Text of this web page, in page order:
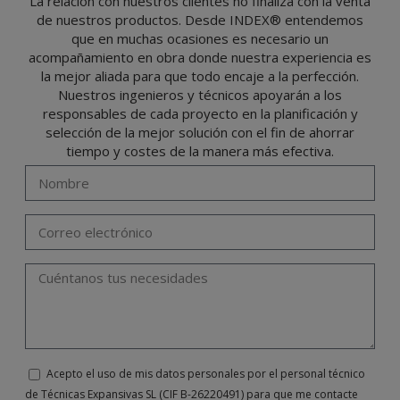
El usuario podrá ejercer en cualquier momento sus derechos para acceder, rectificar,
oponerse, cancelarlos, limitar su tratamiento o solicitar su portabilidad con arreglo a
lo previsto en el Reglamento General de Protección de Datos (RGPD) de 27 de abril
de 2016 enviando una carta a su responsable de tratamiento: Valentín Gómez,
Gerente, junto con la fotocopia de su DNI, a TÉCNICAS EXPANSIVAS SL | P.I. La
Portalada II | c/ Segador 13, 26006 | Logroño (La Rioja) o a través de la dirección de
correo electrónicoinfo@indexfix.com.
de nuestros productos. Desde INDEX® entendemos
que en muchas ocasiones es necesario un
acompañamiento en obra donde nuestra experiencia es
la mejor aliada para que todo encaje a la perfección.
Nuestros ingenieros y técnicos apoyarán a los
responsables de cada proyecto en la planificación y
selección de la mejor solución con el fin de ahorrar
tiempo y costes de la manera más efectiva.
Acepto el uso de mis datos personales por el personal técnico
de Técnicas Expansivas SL (CIF B-26220491) para que me contacte